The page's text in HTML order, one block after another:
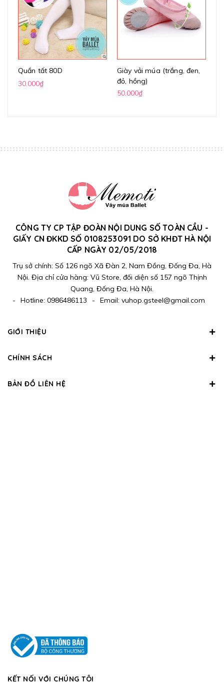
Quần tất 80D
30.000₫
Giày vải múa (trắng, đen,
đỏ, hồng)
50.000₫
CÔNG TY CP TẬP ĐOÀN NỘI DUNG SỐ TOÀN CẦU -
GIẤY CN ĐKKD SỐ 0108253091 DO SỞ KHĐT HÀ NỘI
CẤP NGÀY 02/05/2018
Trụ sở chính: Số 126 ngõ Xã Đàn 2, Nam Đồng, Đống Đa, Hà
Nội. Địa chỉ cửa hàng: Vũ Store, đối diện số 157 ngõ Thịnh
Quang, Đống Đa, Hà Nội.
-
Hotline: 0986486113 - Email: vuhop.gsteel@gmail.com
GIỚI THIỆU
CHÍNH SÁCH
BẢN ĐỒ LIÊN HỆ
KẾT NỐI VỚI CHÚNG TÔI